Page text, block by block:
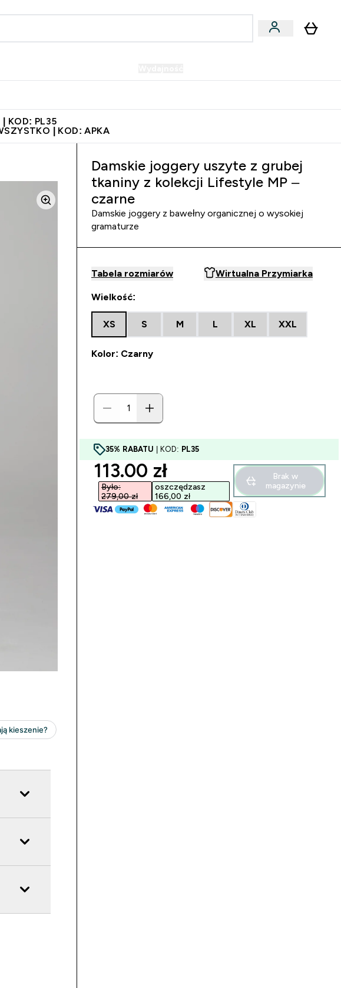
KOD: PL35
| KOD: APKA
Damskie joggery uszyte z grubej
tkaniny z kolekcji Lifestyle MP –
czarne
Damskie joggery z bawełny organicznej o wysokiej
gramaturze
Tabela rozmiarów Wirtualna Przymiarka
Wielkość:
XS S M L XL XXL
Kolor: Czarny
35% RABATU | KOD: PL35
discounted price
113.00 zł‎
Było:
279,00 zł‎
oszczędzasz
166,00 zł‎
Brak w
magazynie